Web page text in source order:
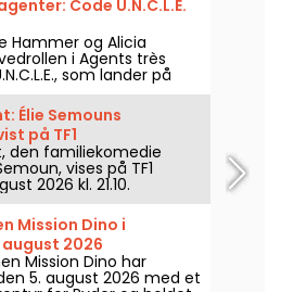
Code U.N.C.L.E.
Hammer og Alicia
i Agents très
som lander på
2026.
Élie Semouns
på TF1
den familiekomedie
vises på TF1
2026 kl. 21.10.
Mission Dino i
2026
Mission Dino har
5. august 2026 med et